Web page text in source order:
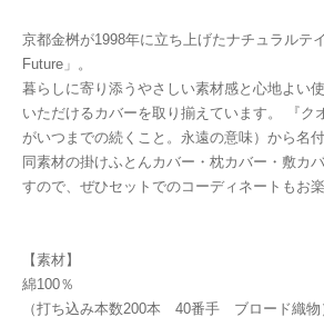
京都金桝が1998年に立ち上げたナチュラルテ
Future」。
暮らしに寄り添うやさしい素材感と心地よい
いただけるカバーを取り揃えています。 『ク
がいつまでの続くこと。永遠の意味）から名付
同素材の掛けふとんカバー・枕カバー・敷カ
すので、ぜひセットでのコーディネートもお楽
【素材】
綿100％
（打ち込み本数200本 40番手 ブロード織物